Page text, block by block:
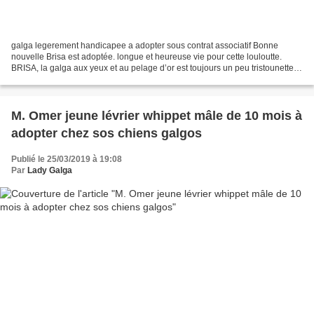
galga legerement handicapee a adopter sous contrat associatif Bonne
nouvelle Brisa est adoptée. longue et heureuse vie pour cette louloutte.
BRISA, la galga aux yeux et au pelage d’or est toujours un peu tristounette
M. Omer jeune lévrier whippet mâle de 10 mois à
adopter chez sos chiens galgos
Publié le 25/03/2019 à 19:08
Par Lady Galga